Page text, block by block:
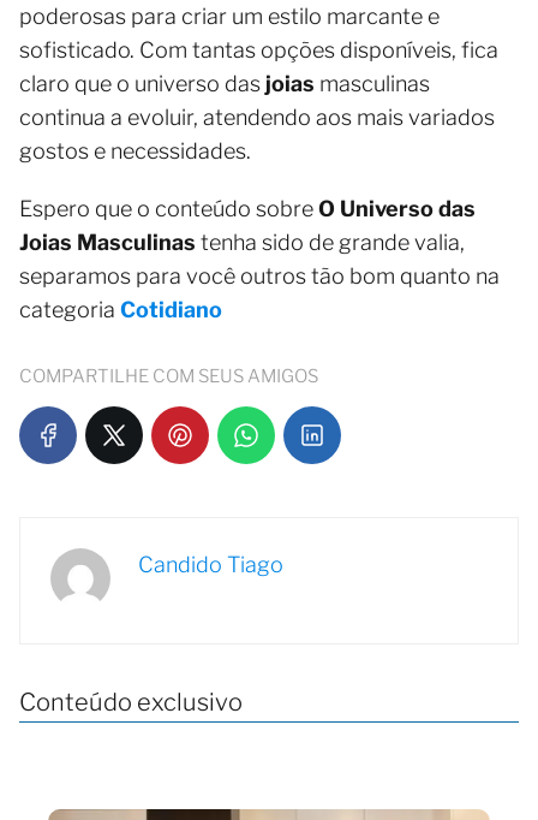
poderosas para criar um estilo marcante e
sofisticado. Com tantas opções disponíveis, fica
claro que o universo das joias masculinas
continua a evoluir, atendendo aos mais variados
gostos e necessidades.
Espero que o conteúdo sobreO Universo das
Joias Masculinas tenha sido de grande valia,
separamos para você outros tão bom quanto na
categoria Cotidiano
COMPARTILHE COM SEUS AMIGOS
Candido Tiago
Conteúdo exclusivo